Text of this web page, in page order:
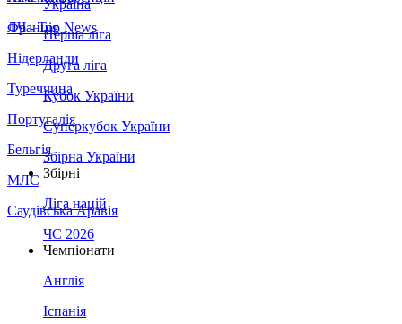
Франція
Нідерланди
Туреччина
Португалія
Бельгія
МЛС
Саудівська Аравія
ЛЧ - Top News
Україна
Перша ліга
Друга ліга
Кубок України
Суперкубок України
Збірна України
Збірні
Ліга націй
ЧС 2026
Чемпіонати
Англія
Іспанія